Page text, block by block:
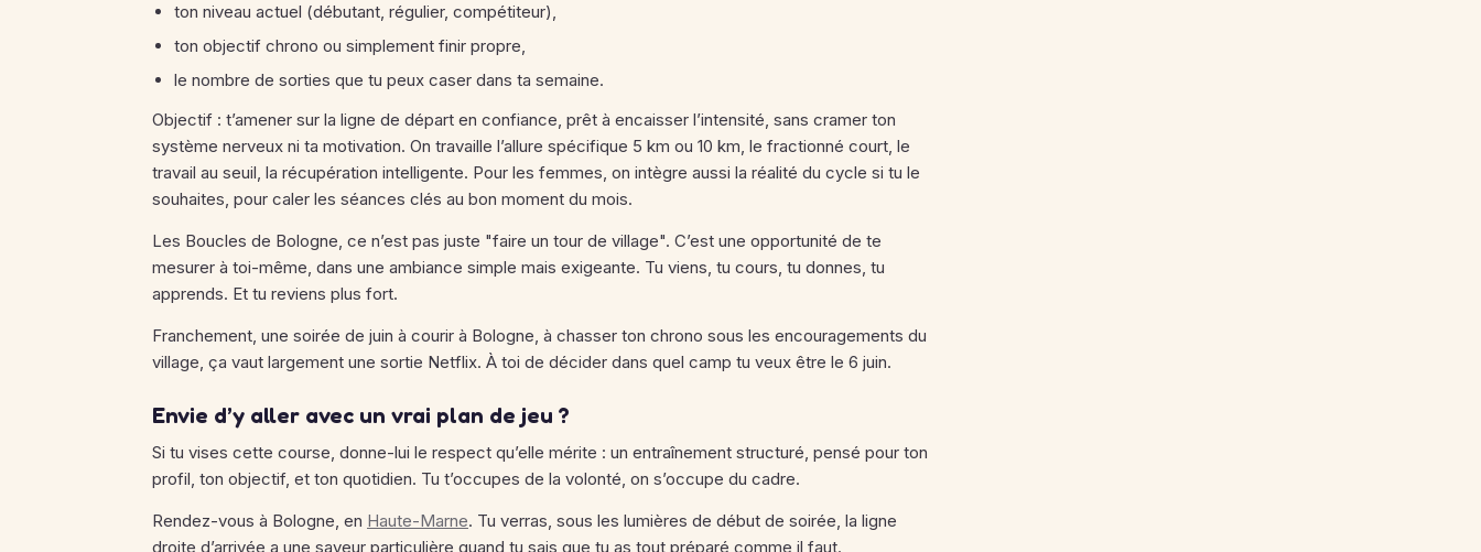
ton niveau actuel (débutant, régulier, compétiteur),
ton objectif chrono ou simplement finir propre,
le nombre de sorties que tu peux caser dans ta semaine.
Objectif : t’amener sur la ligne de départ en confiance, prêt à encaisser l’intensité, sans cramer ton
système nerveux ni ta motivation. On travaille l’allure spécifique 5 km ou 10 km, le fractionné court, le
travail au seuil, la récupération intelligente. Pour les femmes, on intègre aussi la réalité du cycle si tu le
souhaites, pour caler les séances clés au bon moment du mois.
Les Boucles de Bologne, ce n’est pas juste "faire un tour de village". C’est une opportunité de te
mesurer à toi-même, dans une ambiance simple mais exigeante. Tu viens, tu cours, tu donnes, tu
apprends. Et tu reviens plus fort.
Franchement, une soirée de juin à courir à Bologne, à chasser ton chrono sous les encouragements du
village, ça vaut largement une sortie Netflix. À toi de décider dans quel camp tu veux être le 6 juin.
Envie d’y aller avec un vrai plan de jeu ?
Si tu vises cette course, donne-lui le respect qu’elle mérite : un entraînement structuré, pensé pour ton
profil, ton objectif, et ton quotidien. Tu t’occupes de la volonté, on s’occupe du cadre.
Rendez-vous à Bologne, en Haute-Marne. Tu verras, sous les lumières de début de soirée, la ligne
droite d’arrivée a une saveur particulière quand tu sais que tu as tout préparé comme il faut.